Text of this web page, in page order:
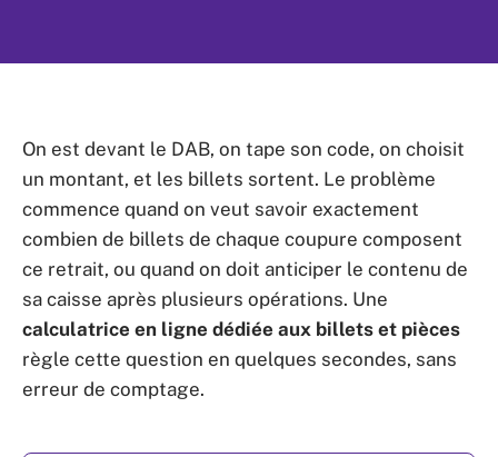
On est devant le DAB, on tape son code, on choisit
un montant, et les billets sortent. Le problème
commence quand on veut savoir exactement
combien de billets de chaque coupure composent
ce retrait, ou quand on doit anticiper le contenu de
sa caisse après plusieurs opérations. Une
calculatrice en ligne dédiée aux billets et pièces
règle cette question en quelques secondes, sans
erreur de comptage.